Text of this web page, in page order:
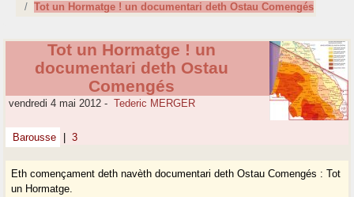
Tot un Hormatge ! un documentari deth Ostau Comengés
Tot un Hormatge ! un
documentari deth Ostau
Comengés
vendredi 4 mai 2012 - Tederic MERGER
Barousse 3
Eth començament deth navèth documentari deth Ostau Comengés : Tot
un Hormatge.